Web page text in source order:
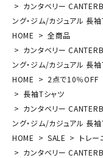
カンタベリー
ング・ジム/カジュアル 長
HOME
全商品
カンタベリー
ング・ジム/カジュアル 長
HOME
2点で10％
長袖Tシャツ
カンタベリー
ング・ジム/カジュアル 長
HOME
SALE トレー
カンタベリー